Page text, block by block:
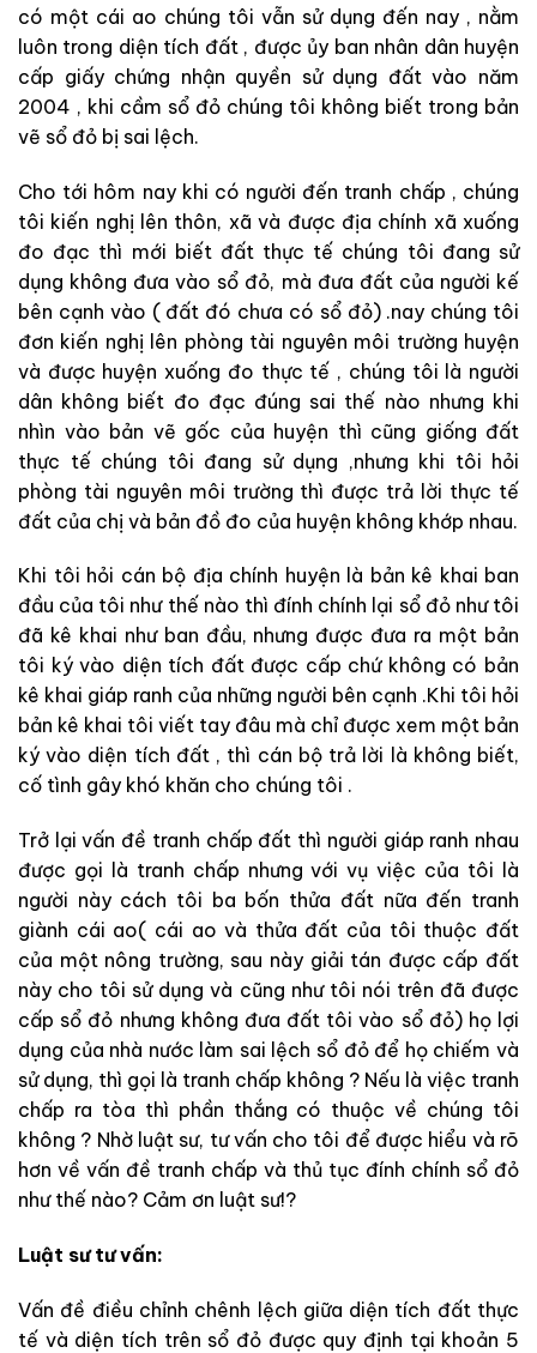
có một cái ao chúng tôi vẫn sử dụng đến nay , nằm
luôn trong diện tích đất , được ủy ban nhân dân huyện
cấp giấy chứng nhận quyền sử dụng đất vào năm
2004 , khi cầm sổ đỏ chúng tôi không biết trong bản
vẽ sổ đỏ bị sai lệch.
Cho tới hôm nay khi có người đến tranh chấp , chúng
tôi kiến nghị lên thôn, xã và được địa chính xã xuống
đo đạc thì mới biết đất thực tế chúng tôi đang sử
dụng không đưa vào sổ đỏ, mà đưa đất của người kế
bên cạnh vào ( đất đó chưa có sổ đỏ) .nay chúng tôi
đơn kiến nghị lên phòng tài nguyên môi trường huyện
và được huyện xuống đo thực tế , chúng tôi là người
dân không biết đo đạc đúng sai thế nào nhưng khi
nhìn vào bản vẽ gốc của huyện thì cũng giống đất
thực tế chúng tôi đang sử dụng ,nhưng khi tôi hỏi
phòng tài nguyên môi trường thì được trả lời thực tế
đất của chị và bản đồ đo của huyện không khớp nhau.
Khi tôi hỏi cán bộ địa chính huyện là bản kê khai ban
đầu của tôi như thế nào thì đính chính lại sổ đỏ như tôi
đã kê khai như ban đầu, nhưng được đưa ra một bản
tôi ký vào diện tích đất được cấp chứ không có bản
kê khai giáp ranh của những người bên cạnh .Khi tôi hỏi
bản kê khai tôi viết tay đâu mà chỉ được xem một bản
ký vào diện tích đất , thì cán bộ trả lời là không biết,
cố tình gây khó khăn cho chúng tôi .
Trở lại vấn đề tranh chấp đất thì người giáp ranh nhau
được gọi là tranh chấp nhưng với vụ việc của tôi là
người này cách tôi ba bốn thửa đất nữa đến tranh
giành cái ao( cái ao và thửa đất của tôi thuộc đất
của một nông trường, sau này giải tán được cấp đất
này cho tôi sử dụng và cũng như tôi nói trên đã được
cấp sổ đỏ nhưng không đưa đất tôi vào sổ đỏ) họ lợi
dụng của nhà nước làm sai lệch sổ đỏ để họ chiếm và
sử dụng, thì gọi là tranh chấp không ? Nếu là việc tranh
chấp ra tòa thì phần thắng có thuộc về chúng tôi
không ? Nhờ luật sư, tư vấn cho tôi để được hiểu và rõ
hơn về vấn đề tranh chấp và thủ tục đính chính sổ đỏ
như thế nào? Cảm ơn luật sư!?
Luật sư tư vấn:
Vấn đề điều chỉnh chênh lệch giữa diện tích đất thực
tế và diện tích trên sổ đỏ được quy định tại khoản 5